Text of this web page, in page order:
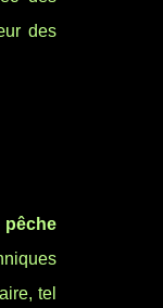
des
pêche
tel